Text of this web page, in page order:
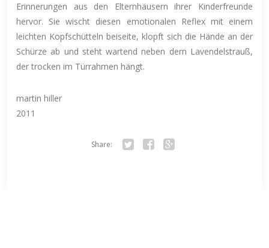
Erinnerungen aus den Elternhäusern ihrer Kinderfreunde
hervor. Sie wischt diesen emotionalen Reflex mit einem
leichten Kopfschütteln beiseite, klopft sich die Hände an der
Schürze ab und steht wartend neben dem Lavendelstrauß,
der trocken im Türrahmen hängt.
martin hiller
2011
Share: